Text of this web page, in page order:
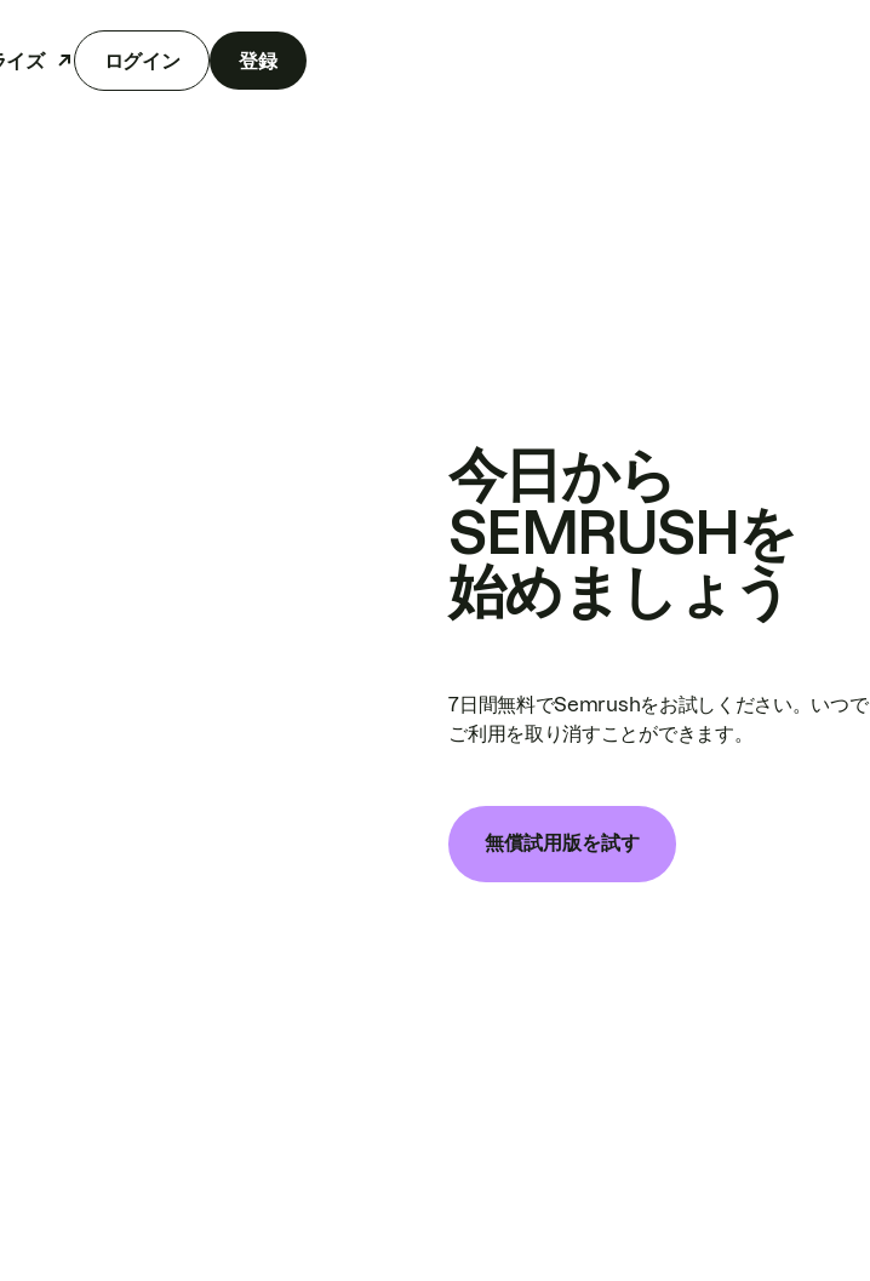
イズ ログイン 登録
今日から
SEMRUSHを
始めましょう
7日間無料でSemrushをお試しください。いつ
ご利用を取り消すことができます。
無償試用版を試す